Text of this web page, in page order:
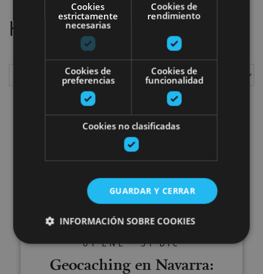
Hemos localizado1planes
Geocaching en Navarra:
01 ENE - 31 DIC
Geocaching en Navarra:
Cookies
estrictamente
necesarias
Cookies de
rendimiento
Cookies de
preferencias
Cookies de
funcionalidad
Cookies no clasificadas
GUARDAR Y CERRAR
INFORMACIÓN SOBRE COOKIES
Cookies estrictamente necesarias